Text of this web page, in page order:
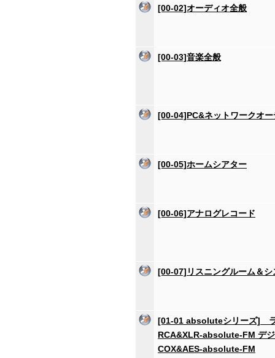
[00-02]オーディオ全般
[00-03]音楽全般
[00-04]PC&ネットワークオー
[00-05]ホームシアター
[00-06]アナログレコード
[00-07]リスニングルーム＆シ
[01-01 absoluteシリーズ] ラ
RCA&XLR-absolute-FM デ
COX&AES-absolute-FM